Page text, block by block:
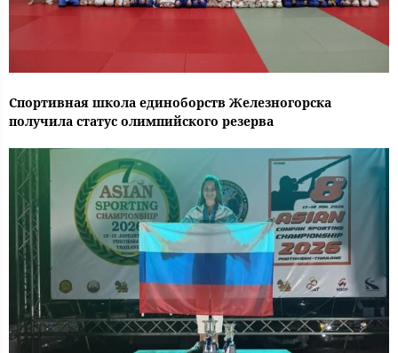
Спортивная школа единоборств Железногорска
получила статус олимпийского резерва